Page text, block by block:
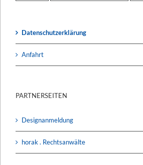
Datenschutzerklärung
Anfahrt
PARTNERSEITEN
Designanmeldung
horak . Rechtsanwälte